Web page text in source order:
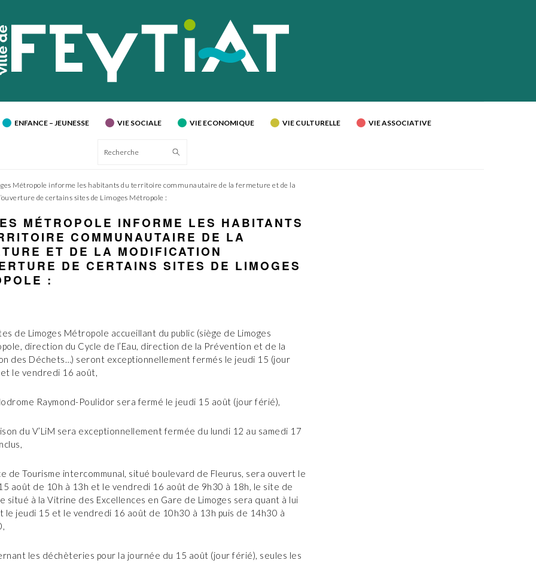
ENFANCE – JEUNESSE VIE SOCIALE VIE ECONOMIQUE VIE CULTURELLE VIE ASSOCIATIVE
Recherche
Métropole informe les habitants du territoire communautaire de la fermeture et de la
de certains sites de Limoges Métropole :
MÉTROPOLE INFORME LES HABITANTS
COMMUNAUTAIRE DE LA
ET DE LA MODIFICATION
DE CERTAINS SITES DE LIMOGES
:
de Limoges Métropole accueillant du public (siège de Limoges
direction du Cycle de l’Eau, direction de la Prévention et de la
des Déchets…) seront exceptionnellement fermés le jeudi 15 (jour
le vendredi 16 août,
Raymond-Poulidor sera fermé le jeudi 15 août (jour férié),
du V’LiM sera exceptionnellement fermée du lundi 12 au samedi 17
de Tourisme intercommunal, situé boulevard de Fleurus, sera ouvert le
août de 10h à 13h et le vendredi 16 août de 9h30 à 18h, le site de
situé à la Vitrine des Excellences en Gare de Limoges sera quant à lui
le jeudi 15 et le vendredi 16 août de 10h30 à 13h puis de 14h30 à
les déchèteries pour la journée du 15 août (jour férié), seules les